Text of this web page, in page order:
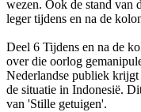
wezen. Ook de stand van
leger tijdens en na de
Deel 6 Tijdens en na de
over die oorlog
Nederlandse publiek krijgt
de situatie in Indonesië.
van 'Stille getuigen'.